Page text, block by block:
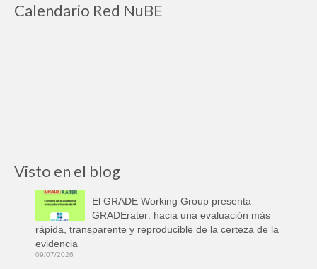
Calendario Red NuBE
Visto en el blog
El GRADE Working Group presenta
GRADErater: hacia una evaluación más
rápida, transparente y reproducible de la certeza de la
evidencia
09/07/2026